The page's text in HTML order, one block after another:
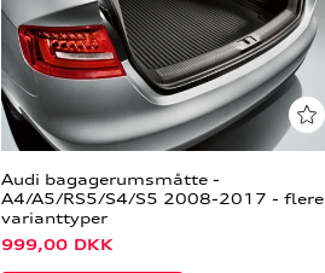
Audi bagagerumsmåtte -
A4/A5/RS5/S4/S5 2008-2017 - flere
varianttyper
999,00 DKK